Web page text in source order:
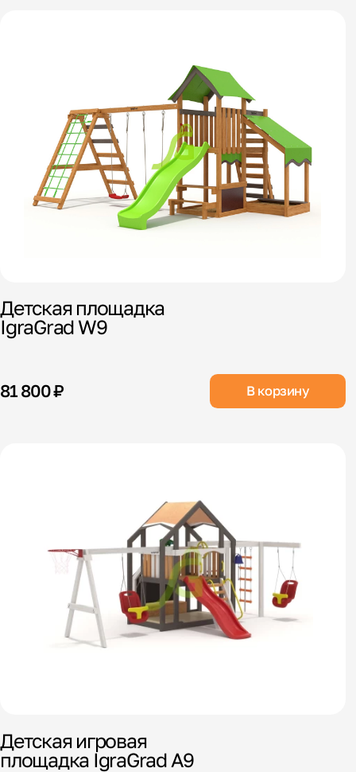
Детская площадка
IgraGrad W9
81 800 ₽ В корзину
Детская игровая
площадка IgraGrad А9